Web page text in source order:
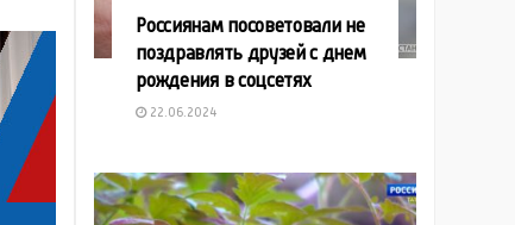
Россиянам посоветовали не
поздравлять друзей с днем
рождения в соцсетях
22.06.2024